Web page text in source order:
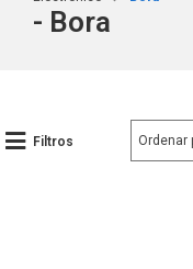
- Bora
Filtros